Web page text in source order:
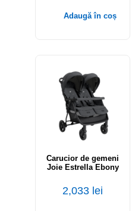
Adaugă în coș
Carucior de gemeni
Joie Estrella Ebony
2,033 lei